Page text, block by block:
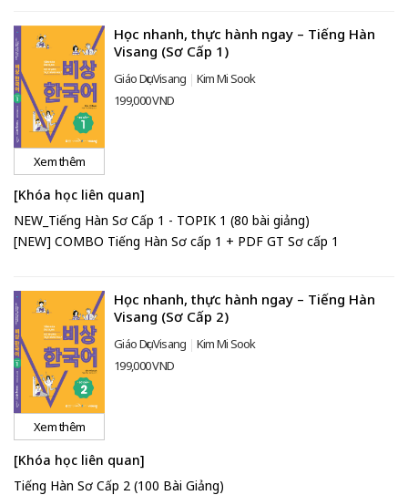
Học nhanh, thực hành ngay – Tiếng Hàn
Visang (Sơ Cấp 1)
Giáo Dục Visang
Kim Mi Sook
199,000 VND
[Khóa học liên quan]
NEW_Tiếng Hàn Sơ Cấp 1 - TOPIK 1 (80 bài giảng)
[NEW] COMBO Tiếng Hàn Sơ cấp 1 + PDF GT Sơ cấp 1
Xem thêm
Học nhanh, thực hành ngay – Tiếng Hàn
Visang (Sơ Cấp 2)
Giáo Dục Visang
Kim Mi Sook
199,000 VND
[Khóa học liên quan]
Tiếng Hàn Sơ Cấp 2 (100 Bài Giảng)
Xem thêm